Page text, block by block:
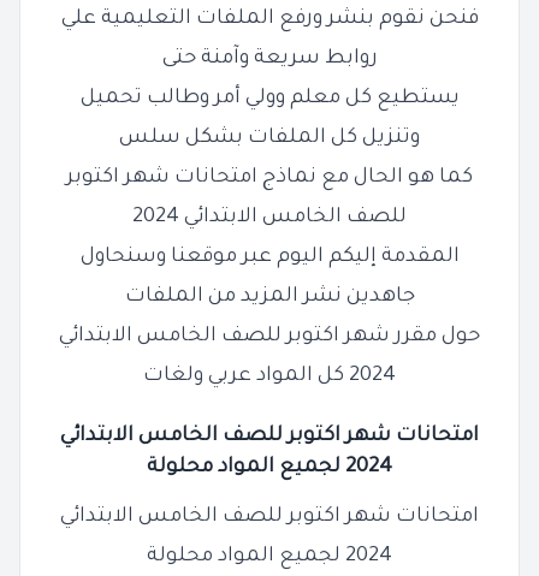
فنحن نقوم بنشر ورفع الملفات التعليمية علي
روابط سريعة وآمنة حتى
يستطيع كل معلم وولي أمر وطالب تحميل
وتنزيل كل الملفات بشكل سلس
كما هو الحال مع نماذج امتحانات شهر اكتوبر
للصف الخامس الابتدائي 2024
المقدمة إليكم اليوم عبر موقعنا وسنحاول
جاهدين نشر المزيد من الملفات
حول مقرر شهر اكتوبر للصف الخامس الابتدائي
2024 كل المواد عربي ولغات
امتحانات شهر اكتوبر للصف الخامس الابتدائي
2024 لجميع المواد محلولة
امتحانات شهر اكتوبر للصف الخامس الابتدائي
2024 لجميع المواد محلولة